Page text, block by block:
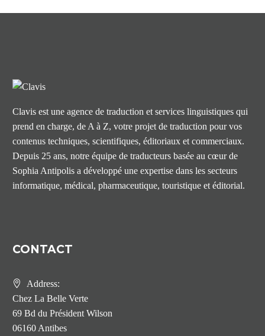
Clavis est une agence de traduction et services linguistiques qui
prend en charge, de A à Z, votre projet de traduction pour vos
contenus techniques, scientifiques, éditoriaux et commerciaux.
Depuis 25 ans, notre équipe de traducteurs basée au cœur de
Sophia Antipolis a développé une expertise dans les secteurs
informatique, médical, pharmaceutique, touristique et éditorial.
CONTACT
Address:
Chez La Belle Verte
69 Bd du Président Wilson
06160 Antibes